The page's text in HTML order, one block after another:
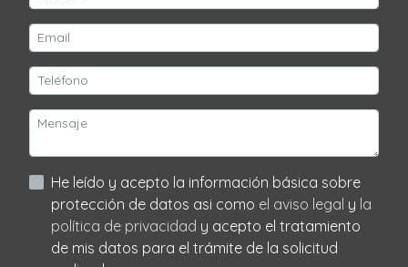
He leído y acepto la información básica sobre
protección de datos asi como el aviso legal y la
política de privacidad y acepto el tratamiento
de mis datos para el trámite de la solicitud